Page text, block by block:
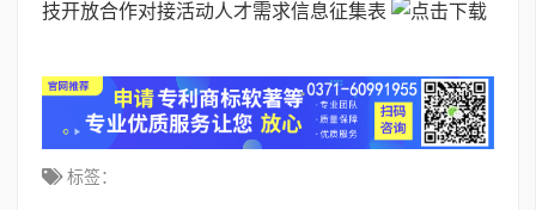
技开放合作对接活动人才需求信息征集表
标签：